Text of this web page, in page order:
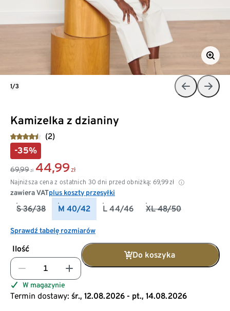
Kamizelka z dzianiny
(2)
-35%
69,99 zł 44,99 zł
Najniższa cena z ostatnich 30 dni przed obniżką: 69,99zł
zawiera VATplus koszty przesyłki
S 36/38 M 40/42 L 44/46 XL 48/50
Sprawdź tabelę rozmiarów
Ilość
Do koszyka
W magazynie
Termin dostawy: śr., 12.08.2026 - pt., 14.08.2026
1/3